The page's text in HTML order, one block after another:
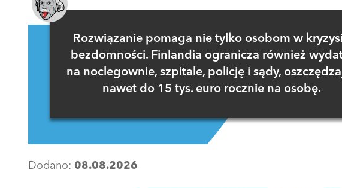
Rozwiązanie pomaga nie tylko osobom w
bezdomności. Finlandia ogranicza również
na noclegownie, szpitale, policję i sądy,
nawet do 15 tys. euro rocznie na osobę.
Dodano: 08.08.2026